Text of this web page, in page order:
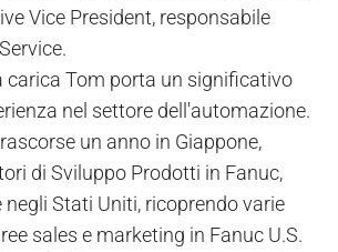
Vice President, responsabile
carica Tom porta un significativo
nel settore dell'automazione.
un anno in Giappone,
di Sviluppo Prodotti in Fanuc,
Stati Uniti, ricoprendo varie
sales e marketing in Fanuc U.S.